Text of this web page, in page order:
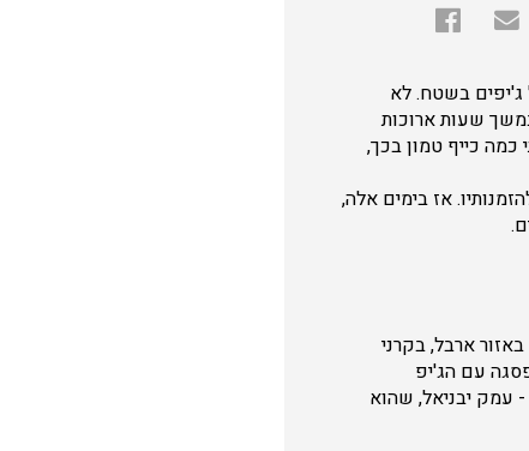
ג'יפים בשטח. לא
שעות ארוכות
כמה כייף טמון בכך,
אז בימים אלה,
ארבל, בקרני
המטרים שלהן. ההגעה לפסגה עם הג'יפ
עמק יבניאל, שהוא